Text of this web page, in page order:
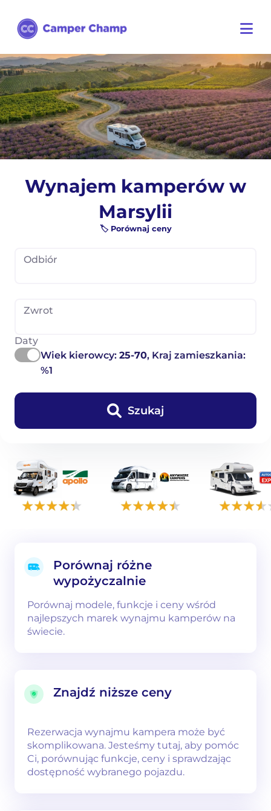
Wynajem kamperów w
Marsylii
🏷️ Porównaj ceny
Odbiór
Zwrot
Daty
Wiek kierowcy:25-70, Kraj zamieszkania:
%1
Szukaj
Porównaj różne
wypożyczalnie
Porównaj modele, funkcje i ceny wśród
najlepszych marek wynajmu kamperów na
świecie.
Znajdź niższe ceny
Rezerwacja wynajmu kampera może być
skomplikowana. Jesteśmy tutaj, aby pomóc
Ci, porównując funkcje, ceny i sprawdzając
dostępność wybranego pojazdu.